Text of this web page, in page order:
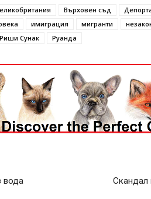
Върховен съд
имиграция мигранти
Риши Сунак Руанда
вода
Скандал